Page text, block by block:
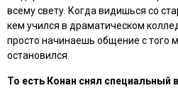
всему свету. Когда видишься со
кем учился в драматическом
просто начинаешь общение с того
остановился.
То есть Конан снял специальный